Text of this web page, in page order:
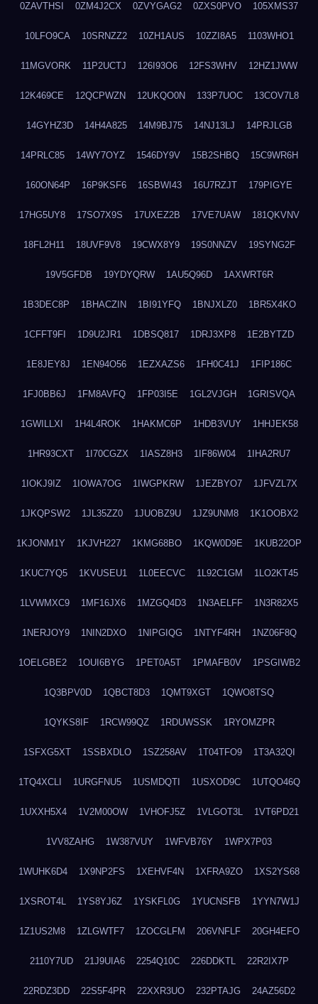
0ZAVTHSI 0ZM4J2CX 0ZVYGAG2 0ZXS0PVO 105XMS37
10LFO9CA 10SRNZZ2 10ZH1AUS 10ZZI8A5 1103WHO1
11MGVORK 11P2UCTJ 126I93O6 12FS3WHV 12HZ1JWW
12K469CE 12QCPWZN 12UKQO0N 133P7UOC 13COV7L8
14GYHZ3D 14H4A825 14M9BJ75 14NJ13LJ 14PRJLGB
14PRLC85 14WY7OYZ 1546DY9V 15B2SHBQ 15C9WR6H
160ON64P 16P9KSF6 16SBWI43 16U7RZJT 179PIGYE
17HG5UY8 17SO7X9S 17UXEZ2B 17VE7UAW 181QKVNV
18FL2H11 18UVF9V8 19CWX8Y9 19S0NNZV 19SYNG2F
19V5GFDB 19YDYQRW 1AU5Q96D 1AXWRT6R
1B3DEC8P 1BHACZIN 1BI91YFQ 1BNJXLZ0 1BR5X4KO
1CFFT9FI 1D9U2JR1 1DBSQ817 1DRJ3XP8 1E2BYTZD
1E8JEY8J 1EN94O56 1EZXAZS6 1FH0C41J 1FIP186C
1FJ0BB6J 1FM8AVFQ 1FP03I5E 1GL2VJGH 1GRISVQA
1GWILLXI 1H4L4ROK 1HAKMC6P 1HDB3VUY 1HHJEK58
1HR93CXT 1I70CGZX 1IASZ8H3 1IF86W04 1IHA2RU7
1IOKJ9IZ 1IOWA7OG 1IWGPKRW 1JEZBYO7 1JFVZL7X
1JKQPSW2 1JL35ZZ0 1JUOBZ9U 1JZ9UNM8 1K1OOBX2
1KJONM1Y 1KJVH227 1KMG68BO 1KQW0D9E 1KUB22OP
1KUC7YQ5 1KVUSEU1 1L0EECVC 1L92C1GM 1LO2KT45
1LVWMXC9 1MF16JX6 1MZGQ4D3 1N3AELFF 1N3R82X5
1NERJOY9 1NIN2DXO 1NIPGIQG 1NTYF4RH 1NZ06F8Q
1OELGBE2 1OUI6BYG 1PET0A5T 1PMAFB0V 1PSGIWB2
1Q3BPV0D 1QBCT8D3 1QMT9XGT 1QWO8TSQ
1QYKS8IF 1RCW99QZ 1RDUWSSK 1RYOMZPR
1SFXG5XT 1SSBXDLO 1SZ258AV 1T04TFO9 1T3A32QI
1TQ4XCLI 1URGFNU5 1USMDQTI 1USXOD9C 1UTQO46Q
1UXXH5X4 1V2M00OW 1VHOFJ5Z 1VLGOT3L 1VT6PD21
1VV8ZAHG 1W387VUY 1WFVB76Y 1WPX7P03
1WUHK6D4 1X9NP2FS 1XEHVF4N 1XFRA9ZO 1XS2YS68
1XSROT4L 1YS8YJ6Z 1YSKFL0G 1YUCNSFB 1YYN7W1J
1Z1US2M8 1ZLGWTF7 1ZOCGLFM 206VNFLF 20GH4EFO
2110Y7UD 21J9UIA6 2254Q10C 226DDKTL 22R2IX7P
22RDZ3DD 22S5F4PR 22XXR3UO 232PTAJG 24AZ56D2